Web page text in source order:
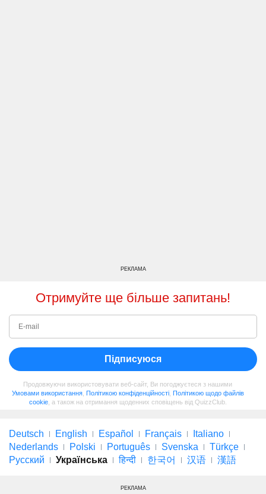
РЕКЛАМА
Отримуйте ще більше запитань!
Підписуюся
Продовжуючи використовувати веб-сайт, Ви погоджуєтеся з нашими
Умовами використання, Політикою конфіденційності, Політикою щодо файлів
cookie, а також на отримання щоденних сповіщень від QuizzClub.
Deutsch English Español Français
Italiano
Nederlands
Polski Português Svenska
Türkçe
Русский
Українська हिन्दी 한국어 汉语 漢語
РЕКЛАМА